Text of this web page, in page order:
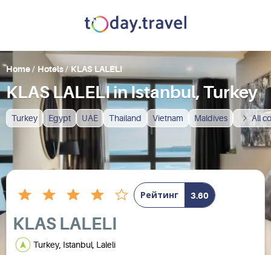
Turkey Egypt UAE Thailand Vietnam Maldives All
Home/ Hotels/ KLAS LALELI
KLAS LALELI in Istanbul, Turkey
Рейтинг 3.60
KLAS LALELI
Turkey, Istanbul, Laleli